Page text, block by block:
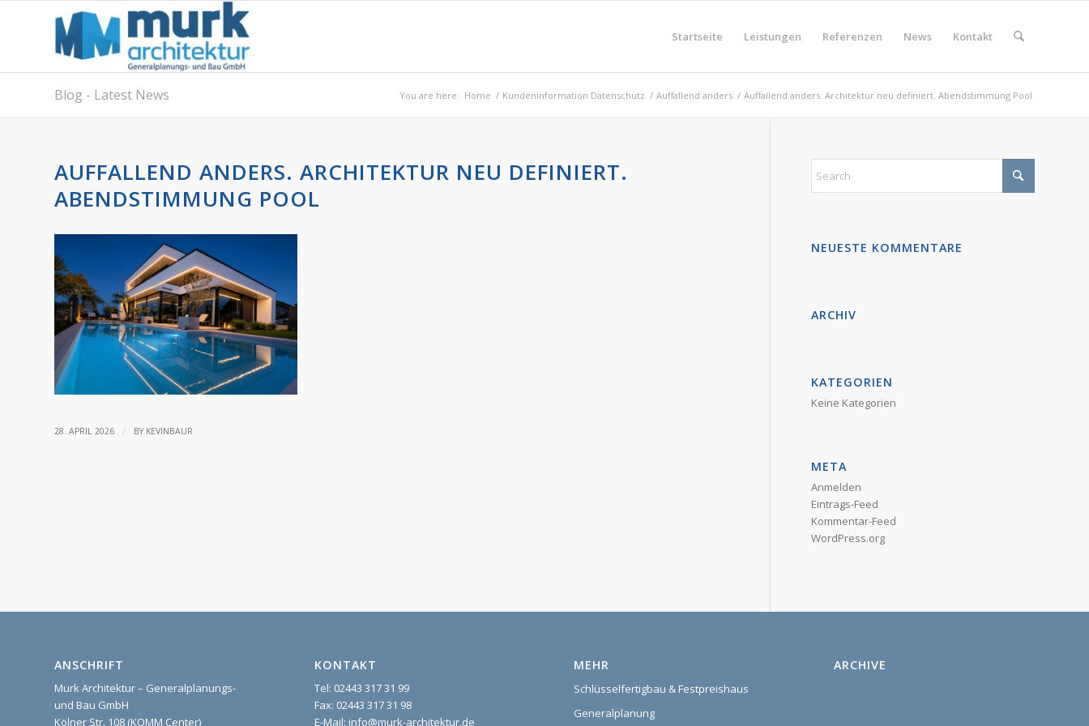
Startseite Leistungen Referenzen News Kontakt
Blog - Latest News You are here: Home / Kundeninformation Datenschutz / Auffallend anders / Auffallend anders. Architektur neu definiert. Abendstimmung Pool
AUFFALLEND ANDERS. ARCHITEKTUR NEU DEFINIERT.
ABENDSTIMMUNG POOL
28. APRIL 2026 / BY KEVINBAUR
NEUESTE KOMMENTARE
ARCHIV
KATEGORIEN
Keine Kategorien
META
Anmelden
Eintrags-Feed
Kommentar-Feed
WordPress.org
ANSCHRIFT
Murk Architektur – Generalplanungs-
und Bau GmbH
Kölner Str. 108 (KOMM Center)
KONTAKT
Tel: 02443 317 31 99
Fax: 02443 317 31 98
E-Mail: info@murk-architektur.de
MEHR
Schlüsselfertigbau & Festpreishaus
Generalplanung
ARCHIVE